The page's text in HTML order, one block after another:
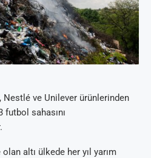
Nestlé ve Unilever ürünlerinden
sahasını
altı ülkede her yıl yarım